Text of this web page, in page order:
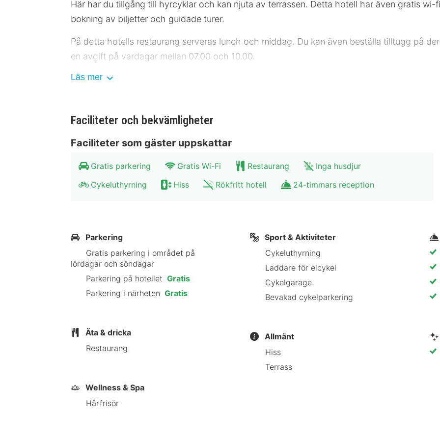
Här har du tillgång till hyrcyklar och kan njuta av terrassen. Detta hotell har även gratis
bokning av biljetter och guidade turer.
På detta hotells restaurang serveras lunch och middag. Du kan även beställa tilltugg på
en avgift på vardagar mellan 07.00 och 10.00.
Följande anläggningar är stängda efter årstid varje år från 1 februari till 28
Hotelstars Union tilldelar officiella stjärnklassificeringar för boenden i Tyskland. Detta
Gäster har tillgång till bland annat expressincheckning, bagageförvaring och
kabel-tv erbjuder underhållning. Privat badrum med badkar eller dusch, gratis
km Frankenweg Trail - 13,9 km Railway Museum - 17,6 km Eastside Casino - 17,8 km
Georgskirche - 18,4 km Bayerisches Eisenbahnmuseum - 18,4 km Stadtmuseum - 18,4 km
Museum for Optical and Acoustic Attractions - 18,4 km Daniel Church Tower - 18,6 km
Wallerstein-slottet - 22,9 km AKZENT Hotel Meerfräulein rekommenderar att du använder
Flughafen Nürnberg) - 111,8 km
Detta hotell ligger 27,1 km från Danube River och 0,1 km från Wemding Marktplatz.
Läs mer
Faciliteter och bekvämligheter
Faciliteter som gäster uppskattar
Gratis parkering Gratis Wi-Fi Restaurang
Inga husdjur
Cykeluthyrning
Hiss Rökfritt hotell 24-timmars reception
Parkering
lördagar och söndagar
Parkering på hotellet Gratis
Parkering i närheten Gratis
Äta & dricka
Restaurang
Wellness & Spa
Hårfrisör
Sport & Aktiviteter
Cykeluthyrning
Laddare för elcykel
Cykelgarage
Bevakad cykelparkering
Allmänt
Hiss
Terrass